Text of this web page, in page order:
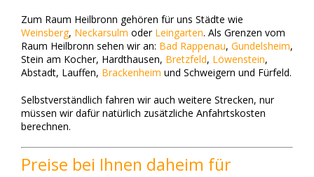
Zum Raum Heilbronn gehören für uns Städte wie
Weinsberg, Neckarsulm oder Leingarten. Als Grenzen vom
Raum Heilbronn sehen wir an: Bad Rappenau, Gundelsheim,
Stein am Kocher, Hardthausen, Bretzfeld, Löwenstein,
Abstadt, Lauffen, Brackenheim und Schweigern und Fürfeld.
Selbstverständlich fahren wir auch weitere Strecken, nur
müssen wir dafür natürlich zusätzliche Anfahrtskosten
berechnen.
Preise bei Ihnen daheim für